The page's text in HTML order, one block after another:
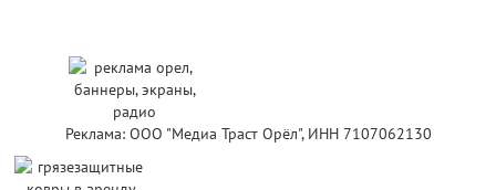
Реклама: ООО "Медиа Траст Орёл", ИНН 7107062130